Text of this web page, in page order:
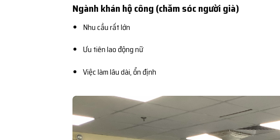
Ngành khán hộ công (chăm sóc người già)
Nhu cầu rất lớn
Ưu tiên lao động nữ
Việc làm lâu dài, ổn định